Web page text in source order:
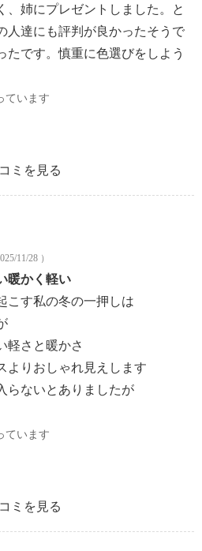
、姉にプレゼントしました。と
人達にも評判が良かったそうで
たです。慎重に色選びをしよう
ています
ミを見る
11/28 ）
暖かく軽い
こす私の冬の一押しは
軽さと暖かさ
よりおしゃれ見えします
らないとありましたが
ています
ミを見る